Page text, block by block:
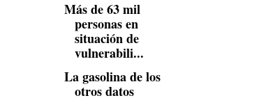
Más de 63 mil
personas en
situación de
vulnerabili...
La gasolina de los
otros datos